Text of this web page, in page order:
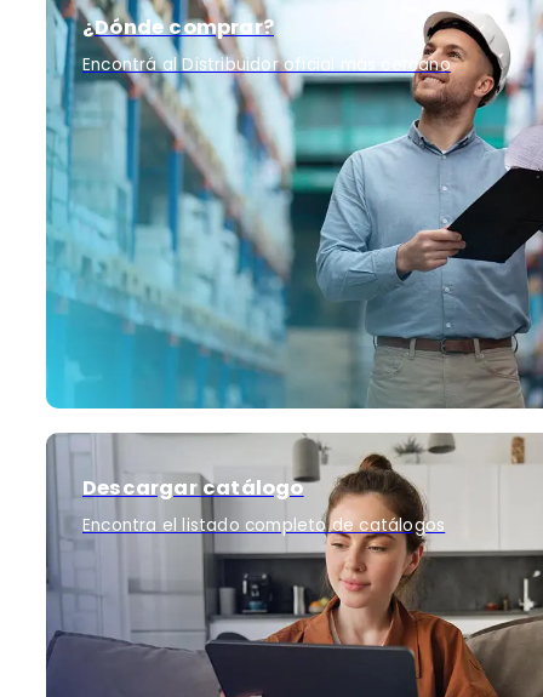
¿Dónde comprar?
Encontrá al Distribuidor oficial más cercano
Descargar catálogo
Encontra el listado completo de catálogos